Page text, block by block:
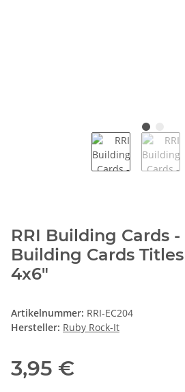
RRI Building Cards -
Building Cards
4x6"
Artikelnummer: RRI-EC204
Hersteller: Ruby Rock-It
3,95 €